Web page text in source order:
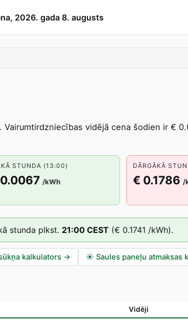
2026. gada 8. augusts
Vairumtirdzniecības vidējā cena šodien ir €
STUNDA (13:00)
/kWh
DĀRGĀKĀ
€ 0.1786 /
stunda plkst. 21:00 CEST (€ 0.1741 /kWh).
kalkulators → ☀️ Saules paneļu atmaksas
Vidēji